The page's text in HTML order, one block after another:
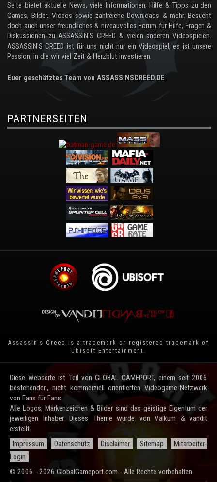
Seite bietet aktuelle News, viele Informationen, Hilfe & Tipps zu den
Games, Bilder, Videos sowie zahlreiche Downloads & mehr. Besucht
doch auch unser freundliches & niveauvolles Forum für Hilfe, Fragen &
Diskussionen zu ASSASSIN'S CREED & vielen anderen Videospielen.
ASSASSIN'S CREED ist für uns nicht nur ein Videospiel, es ist unsere
Passion, in die wir viel Zeit & Herzblut investieren.
Euer geschätztes Team von ASSASSINSCREED.DE
PARTNERSEITEN
Assassin's Creed is a trademark or registered trademark of
Ubisoft Entertainment
Diese Webseite ist Teil von GLOBAL GAMEPORT, einem seit 2006
bestehenden, nicht kommerziell orientierten Videogame-Netzwerk
von Fans für Fans.
Alle Logos, Markenzeichen & Bilder sind das geistige Eigentum der
jeweiligen Inhaber. Dieses Theme wurde von Valkum & vandit
erstellt.
Impressum
Datenschutz Disclaimer Sitemap
Mitarbeiter-
Login
© 2006 - 2026 GlobalGameport.com - Alle Rechte vorbehalten.